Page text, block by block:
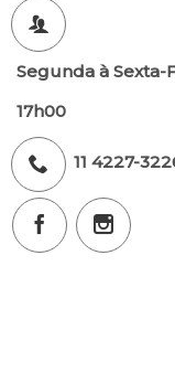
Segunda à Sexta-
17h00
11 4227-